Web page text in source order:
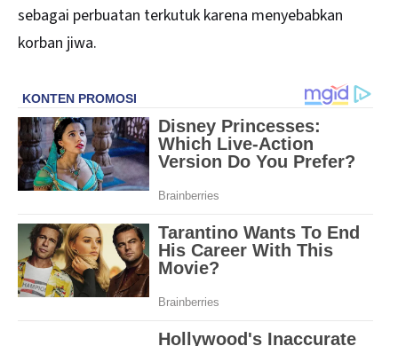
sebagai perbuatan terkutuk karena menyebabkan
korban jiwa.